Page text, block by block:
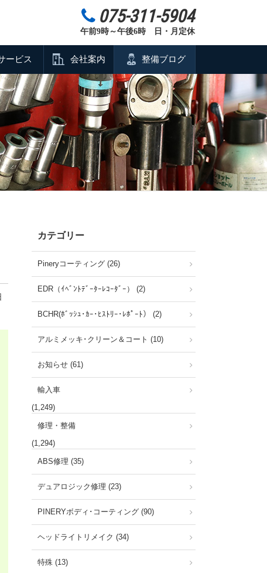
075-311-5904
午前9時～午後6時 日・月定休
ービス 会社案内 整備ブログ
カテゴリー
Pineryコーティング (26)
EDR（ｲﾍﾞﾝﾄﾃﾞｰﾀｰﾚｺｰﾀﾞｰ） (2)
BCHR(ﾎﾞｯｼｭ･ｶｰ･ﾋｽﾄﾘｰ･ﾚﾎﾟｰﾄ） (2)
アルミメッキ･クリーン＆コート (10)
お知らせ (61)
輸入車
(1,249)
修理・整備
(1,294)
ABS修理 (35)
デュアロジック修理 (23)
PINERYボディ･コーティング (90)
ヘッドライトリメイク (34)
特殊 (13)